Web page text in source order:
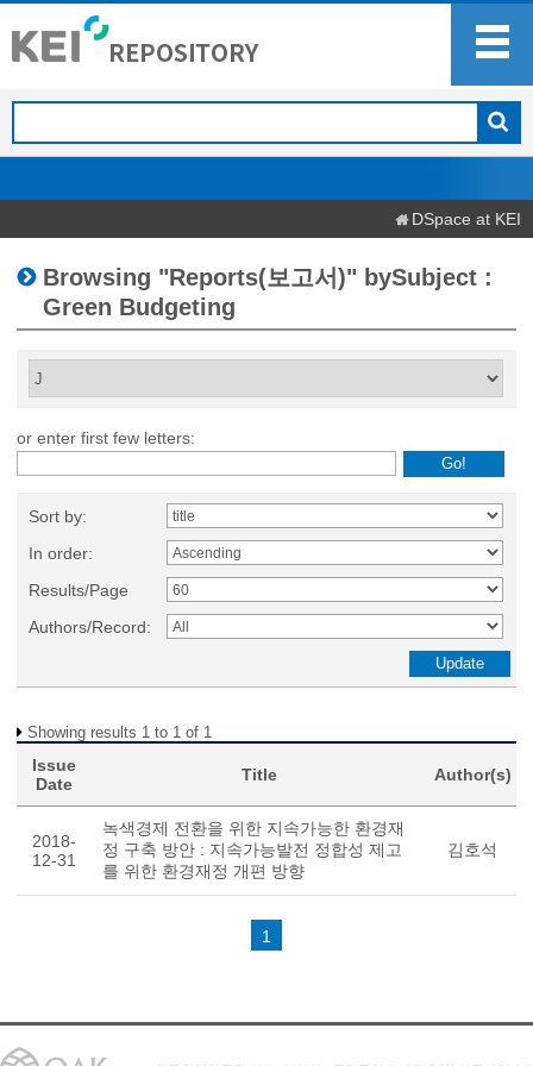
DSpace at KEI
Browsing "Reports(보고서)" bySubject :
Green Budgeting
or enter first few letters:
Sort by:
In order:
Results/Page
Authors/Record:
Showing results 1 to 1 of 1
Issue
Date
Title Author(s)
2018-
12-31
녹색경제 전환을 위한 지속가능한 환경재
정 구축 방안 : 지속가능발전 정합성 제고
를 위한 환경재정 개편 방향
김호석
1